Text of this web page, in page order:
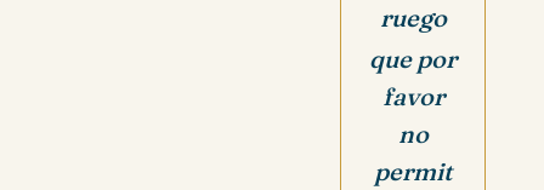
ruego
que por
favor
no
permit